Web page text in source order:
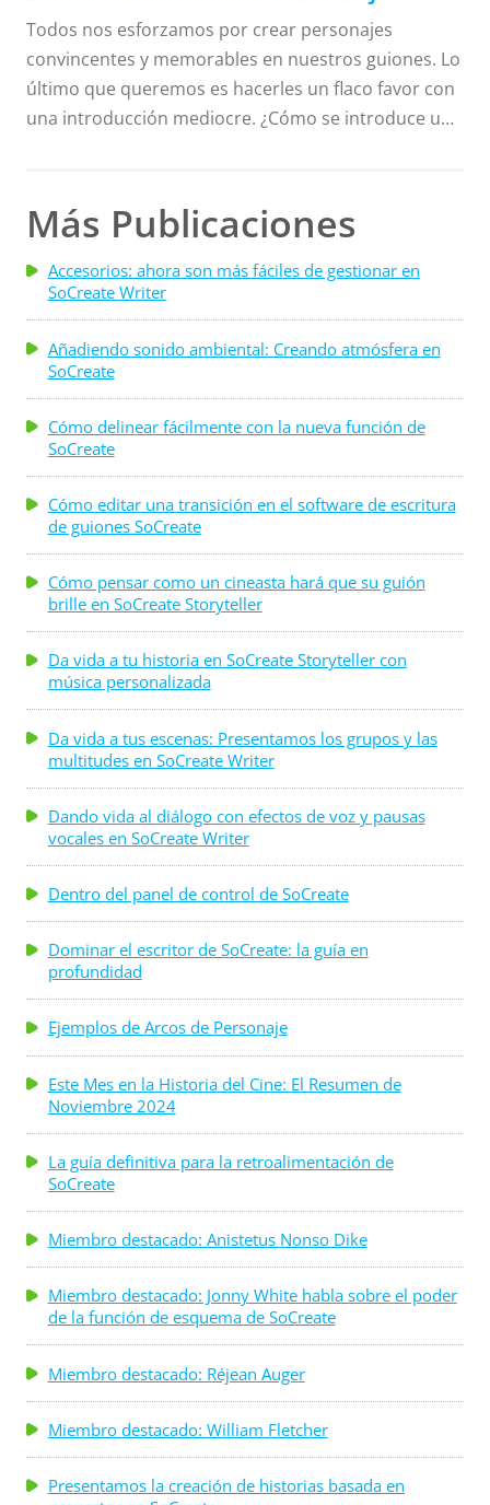
Todos nos esforzamos por crear personajes
convincentes y memorables en nuestros guiones. Lo
último que queremos es hacerles un flaco favor con
una introducción mediocre. ¿Cómo se introduce un
tono y comprender la importancia de esa persona
para la historia, por lo que hay que escribirla de
forma consciente. Sigue leyendo para saber cómo
puedes presentar a un personaje en función de su
propósito en la historia. La presentación de un
personaje principal suele incluir lo básico: nombre . .
Más Publicaciones
Accesorios: ahora son más fáciles de gestionar en
SoCreate Writer
Añadiendo sonido ambiental: Creando atmósfera en
SoCreate
Cómo delinear fácilmente con la nueva función de
SoCreate
Cómo editar una transición en el software de escritura
de guiones SoCreate
Cómo pensar como un cineasta hará que su guión
brille en SoCreate Storyteller
Da vida a tu historia en SoCreate Storyteller con
música personalizada
Da vida a tus escenas: Presentamos los grupos y las
multitudes en SoCreate Writer
Dando vida al diálogo con efectos de voz y pausas
vocales en SoCreate Writer
Dentro del panel de control de SoCreate
Dominar el escritor de SoCreate: la guía en
profundidad
Ejemplos de Arcos de Personaje
Este Mes en la Historia del Cine: El Resumen de
Noviembre 2024
La guía definitiva para la retroalimentación de
SoCreate
Miembro destacado: Anistetus Nonso Dike
Miembro destacado: Jonny White habla sobre el poder
de la función de esquema de SoCreate
Miembro destacado: Réjean Auger
Miembro destacado: William Fletcher
Presentamos la creación de historias basada en